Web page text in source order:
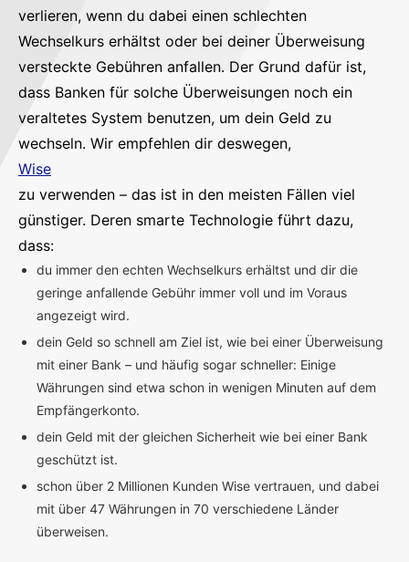
verlieren, wenn du dabei einen schlechten
Wechselkurs erhältst oder bei deiner Überweisung
versteckte Gebühren anfallen. Der Grund dafür ist,
dass Banken für solche Überweisungen noch ein
veraltetes System benutzen, um dein Geld zu
wechseln. Wir empfehlen dir deswegen,
Wise
zu verwenden – das ist in den meisten Fällen viel
günstiger. Deren smarte Technologie führt dazu,
dass:
du immer den echten Wechselkurs erhältst und dir die
geringe anfallende Gebühr immer voll und im Voraus
angezeigt wird.
dein Geld so schnell am Ziel ist, wie bei einer Überweisung
mit einer Bank – und häufig sogar schneller: Einige
Währungen sind etwa schon in wenigen Minuten auf dem
Empfängerkonto.
dein Geld mit der gleichen Sicherheit wie bei einer Bank
geschützt ist.
schon über 2 Millionen Kunden Wise vertrauen, und dabei
mit über 47 Währungen in 70 verschiedene Länder
überweisen.